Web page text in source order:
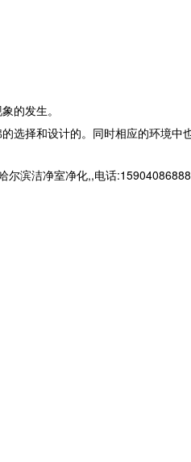
的发生。
选择和设计的。同时相应的环境中
尔滨洁净室净化,,电话:15904086888